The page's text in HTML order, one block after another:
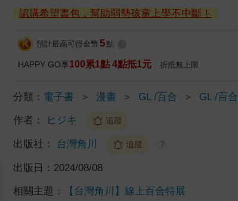
認購希望書包，幫助弱勢孩童上學不中斷！
預計最高可得金幣 5 點
HAPPY GO享100累1點 4點抵1元 折抵無上限
分類： 電子書 ＞ 漫畫 ＞ GL /百合 ＞ GL /百合
作者： ヒジキ 追蹤
出版社： 台灣角川 追蹤 ?
出版日： 2024/08/08
相關主題： 【台灣角川】線上百合特展